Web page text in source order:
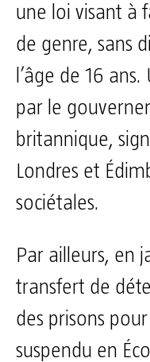
une loi visant à
de genre, sans
l’âge de 16
par le
britannique,
Londres et
sociétales.
Par ailleurs, en
transfert de
des prisons
suspendu en